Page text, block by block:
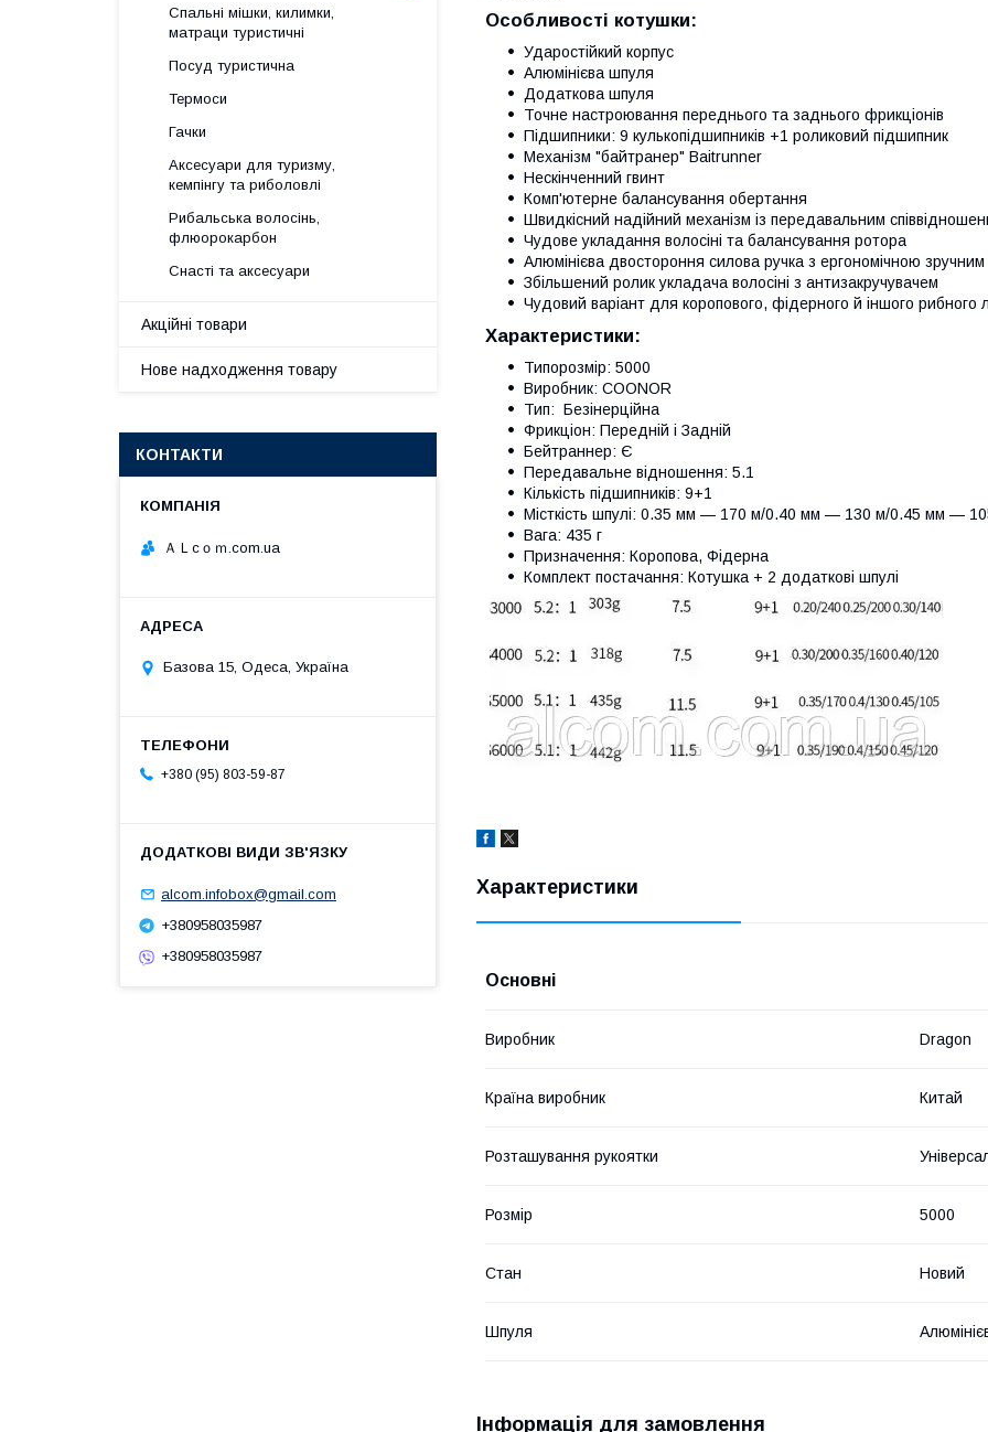
Особливості котушки:
Ударостійкий корпус
Алюмінієва шпуля
Додаткова шпуля
Точне настроювання переднього та заднього фрикціонів
Підшипники: 9 кулькопідшипників +1 роликовий підшипник
Механізм "байтранер" Baitrunner
Нескінченний гвинт
Комп'ютерне балансування обертання
Швидкісний надійний механізм із передавальним
Чудове укладання волосіні та балансування ротора
Алюмінієва двостороння силова ручка з ергономічною
Збільшений ролик укладача волосіні з антизакручувачем
Чудовий варіант для коропового, фідерного й іншого рибного
Характеристики:
Типорозмір: 5000
Виробник: COONOR
Тип: Безінерційна
Фрикціон: Передній і Задній
Бейтраннер: Є
Передавальне відношення: 5.1
Кількість підшипників: 9+1
Місткість шпулі: 0.35 мм — 170 м/0.40 мм — 130 м/0.45 мм —
Вага: 435 г
Призначення: Коропова, Фідерна
Комплект постачання: Котушка + 2 додаткові шпулі
Характеристики
Основні
Виробник Dragon
Країна виробник Китай
Розташування рукоятки
Розмір 5000
Стан Новий
Шпуля
Інформація для замовлення
Спальні мішки, килимки,
матраци туристичні
Посуд туристична
Термоси
Гачки
Аксесуари для туризму,
кемпінгу та риболовлі
Рибальська волосінь,
флюорокарбон
Снасті та аксесуари
Акційні товари
Нове надходження товару
КОНТАКТИ
ＡＬcｏｍ.com.ua
Базова 15, Одеса, Україна
+380 (95) 803-59-87
alcom.infobox@gmail.com
+380958035987
+380958035987